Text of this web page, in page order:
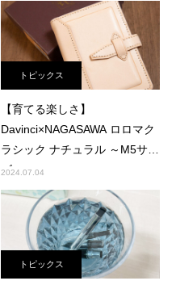
トピックス
【育てる楽しさ】
Davinci×NAGASAWA ロロマク
ラシック ナチュラル ～M5サイ
ズ～
2024.07.04
トピックス